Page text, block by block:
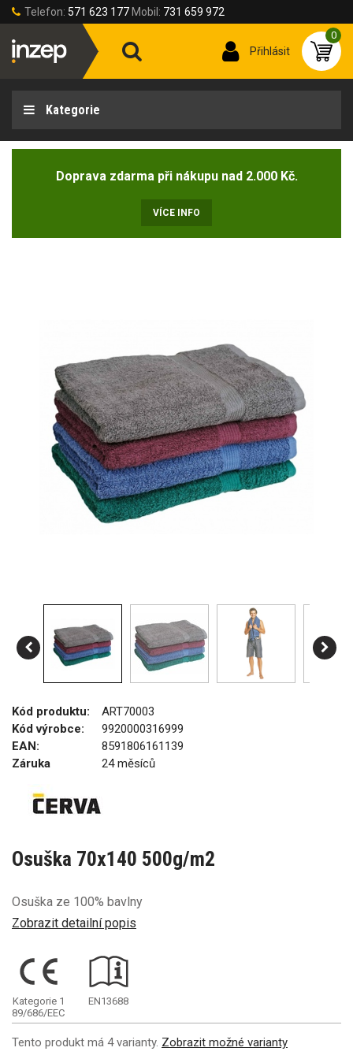
Telefon: 571 623 177 Mobil: 731 659 972
Přihlásit
0
Kategorie
Doprava zdarma při nákupu nad 2.000 Kč.
VÍCE INFO
Kód produktu:
ART70003
Kód výrobce:
9920000316999
EAN:
8591806161139
Záruka
24 měsíců
Osuška 70x140 500g/m2
Osuška ze 100% bavlny
Zobrazit detailní popis
Kategorie 1
89/686/EEC
EN13688
Tento produkt má 4 varianty. Zobrazit možné varianty